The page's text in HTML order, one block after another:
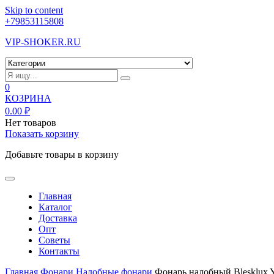
Skip to content
+79853115808
VIP-SHOKER.RU
0
КОЗРИНА
0.00 ₽
Нет товаров
Показать корзину
Добавьте товары в корзину
Главная
Каталог
Доставка
Опт
Советы
Контакты
Главная Фонари Налобные фонари Фонарь налобный Blesklux